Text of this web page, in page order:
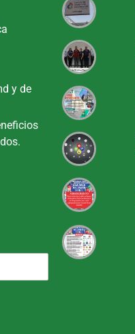
y de